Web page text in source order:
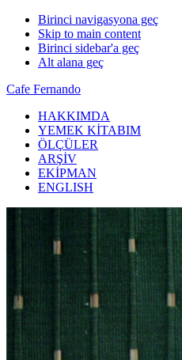
Birinci navigasyona geç
Skip to main content
Birinci sidebar'a geç
Alt alana geç
Cafe Fernando
HAKKIMDA
YEMEK KİTABIM
ÖLÇÜLER
ARŞİV
EKİPMAN
ENGLISH